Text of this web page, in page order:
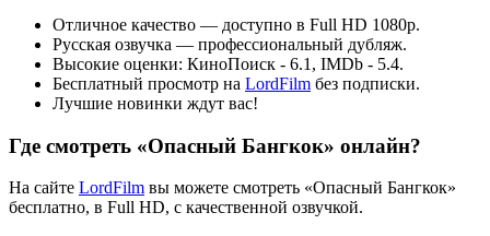
Отличное качество — доступно в Full HD 1080p.
Русская озвучка — профессиональный дубляж.
Высокие оценки: КиноПоиск - 6.1, IMDb - 5.4.
Бесплатный просмотр на LordFilm без подписки.
Лучшие новинки ждут вас!
Где смотреть «Опасный Бангкок» онлайн?
На сайте LordFilm вы можете смотреть «Опасный Бангкок»
бесплатно, в Full HD, с качественной озвучкой.